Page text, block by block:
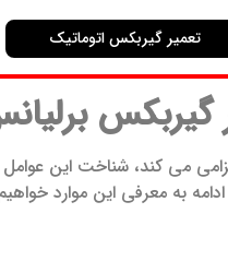
تعمیر گیربکس اتوماتیک
می کند، شناخت این
به معرفی این موارد